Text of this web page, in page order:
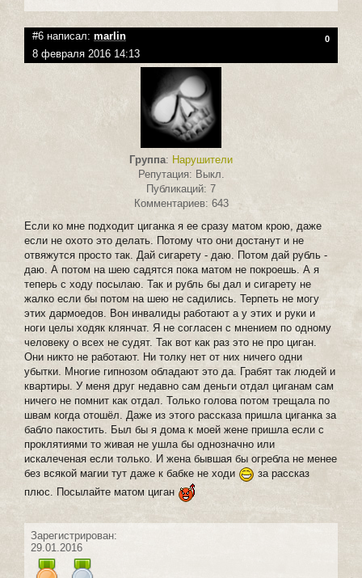
#6 написал: marlin 0
8 февраля 2016 14:13
Группа: Нарушители
Репутация: Выкл.
Публикаций: 7
Комментариев: 643
Если ко мне подходит циганка я ее сразу матом крою, даже
если не охото это делать. Потому что они достанут и не
отвяжутся просто так. Дай сигарету - даю. Потом дай рубль -
даю. А потом на шею садятся пока матом не покроешь. А я
теперь с ходу посылаю. Так и рубль бы дал и сигарету не
жалко если бы потом на шею не садились. Терпеть не могу
этих дармоедов. Вон инвалиды работают а у этих и руки и
ноги целы ходяк клянчат. Я не согласен с мнением по одному
человеку о всех не судят. Так вот как раз это не про циган.
Они никто не работают. Ни толку нет от них ничего одни
убытки. Многие гипнозом обладают это да. Грабят так людей и
квартиры. У меня друг недавно сам деньги отдал циганам сам
ничего не помнит как отдал. Только голова потом трещала по
швам когда отошёл. Даже из этого рассказа пришла циганка за
бабло пакостить. Был бы я дома к моей жене пришла если с
проклятиями то живая не ушла бы однозначно или
искалеченая если только. И жена бывшая бы огребла не менее
без всякой магии тут даже к бабке не ходи
за рассказ
плюс. Посылайте матом циган
Зарегистрирован:
29.01.2016